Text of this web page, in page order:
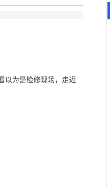
为是检修现场，走近